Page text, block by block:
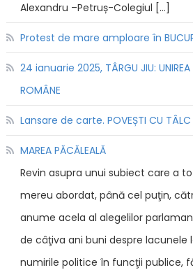
Alexandru –Petruș-Colegiul […]
Protest de mare amploare în
24 ianuarie 2025, TÂRGU JIU: UNIREA
ROMÂNE
Lansare de carte. POVEȘTI CU TÂLC
MAREA PĂCĂLEALĂ
Revin asupra unui subiect care a
mereu abordat, până cel puţin,
anume acela al alegelilor
de câţiva ani buni despre lacunele
numirile politice în funcţii publice,